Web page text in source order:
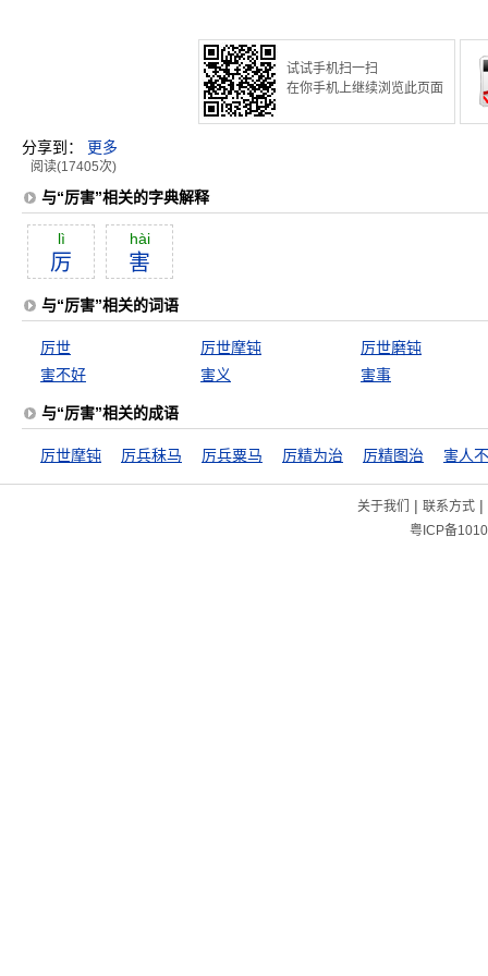
试试手机扫一扫
在你手机上继续浏览此页面
分享到： 更多
阅读(17405次)
与“厉害”相关的字典解释
lì
厉
hài
害
与“厉害”相关的词语
厉世 厉世摩钝
厉世磨钝
害不好
害义 害事
与“厉害”相关的成语
厉世摩钝 厉兵秣马 厉兵粟马 厉精为治 厉精图治 害人
关于我们 | 联系方式|
粤ICP备